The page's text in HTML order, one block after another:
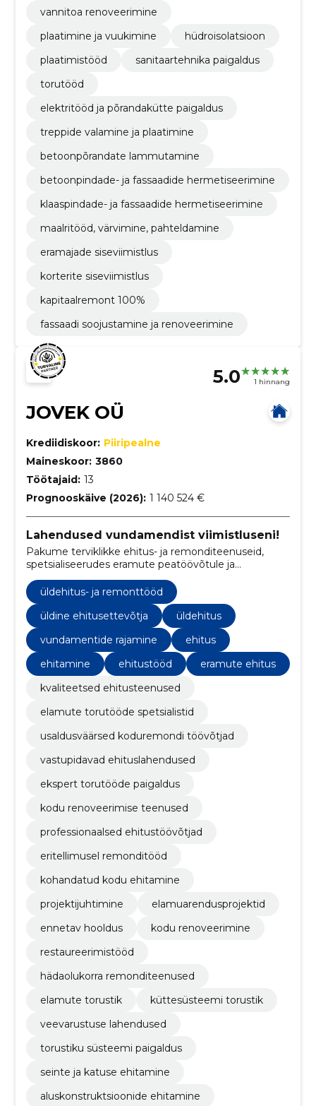
vannitoa renoveerimine
plaatimine ja vuukimine
hüdroisolatsioon
plaatimistööd
sanitaartehnika paigaldus
torutööd
elektritööd ja põrandakütte paigaldus
treppide valamine ja plaatimine
betoonpõrandate lammutamine
betoonpindade- ja fassaadide hermetiseerimine
klaaspindade- ja fassaadide hermetiseerimine
maalritööd, värvimine, pahteldamine
eramajade siseviimistlus
korterite siseviimistlus
kapitaalremont 100%
fassaadi soojustamine ja renoveerimine
5.0 1 hinnang
JOVEK OÜ
Krediidiskoor: Piiripealne
Maineskoor: 3860
Töötajaid: 13
Prognooskäive (2026): 1 140 524 €
Lahendused vundamendist viimistluseni!
Pakume terviklikke ehitus- ja remonditeenuseid,
spetsialiseerudes eramute peatöövõtule ja
torutöödele.
üldehitus- ja remonttööd
üldine ehitusettevõtja
üldehitus
vundamentide rajamine
ehitus
ehitamine
ehitustööd
eramute ehitus
kvaliteetsed ehitusteenused
elamute torutööde spetsialistid
usaldusväärsed koduremondi töövõtjad
vastupidavad ehituslahendused
ekspert torutööde paigaldus
kodu renoveerimise teenused
professionaalsed ehitustöövõtjad
eritellimusel remonditööd
kohandatud kodu ehitamine
projektijuhtimine
elamuarendusprojektid
ennetav hooldus
kodu renoveerimine
restaureerimistööd
hädaolukorra remonditeenused
elamute torustik
küttesüsteemi torustik
veevarustuse lahendused
torustiku süsteemi paigaldus
seinte ja katuse ehitamine
aluskonstruktsioonide ehitamine